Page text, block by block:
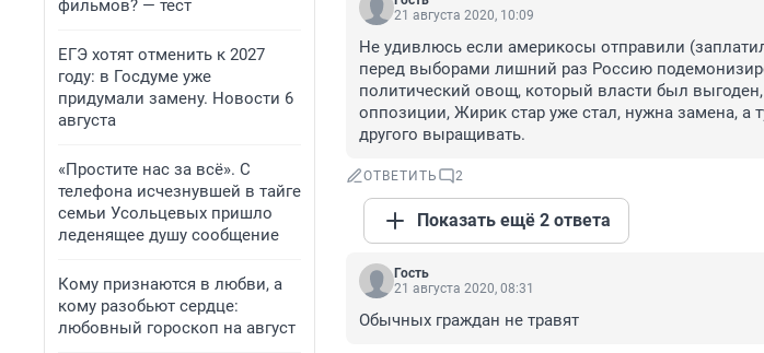
фильмов? — тест
ЕГЭ хотят отменить к 2027
году: в Госдуме уже
придумали замену. Новости 6
августа
«Простите нас за всё». С
телефона исчезнувшей в тайге
семьи Усольцевых пришло
леденящее душу сообщение
Кому признаются в любви, а
кому разобьют сердце:
любовный гороскоп на август
21 августа 2020, 10:09
Не удивлюсь если америкосы отправили
перед выборами лишний раз Россию
политический овощ, который власти был
оппозиции, Жирик стар уже стал, нужна замена, а
другого выращивать.
ОТВЕТИТЬ 2
Показать ещё 2 ответа
Гость
21 августа 2020, 08:31
Обычных граждан не травят